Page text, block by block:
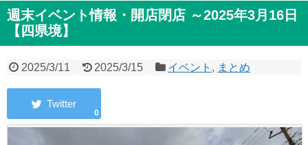
週末イベント情報・開店閉店 ～2025年3月16日
【四県境】
2025/3/11 2025/3/15 イベント , まとめ
0
イベント
グルメ